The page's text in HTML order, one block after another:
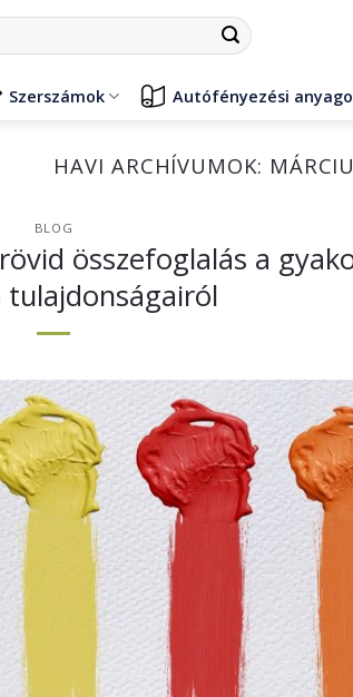
Szerszámok Autófényezési
HAVI ARCHÍVUMOK:
BLOG
összefoglalás a
tulajdonságairól